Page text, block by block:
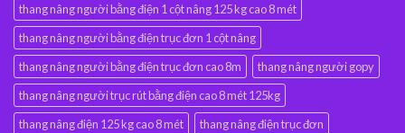
thang nâng người bằng điện 1 cột nâng 125 kg cao 8 mét
thang nâng người bằng điện trục đơn 1 cột nâng
thang nâng người bằng điện trục đơn cao 8m
thang nâng người gopy
thang nâng người trục rút bằng điện cao 8 mét 125kg
thang nâng điện 125 kg cao 8 mét
thang nâng điện trục đơn